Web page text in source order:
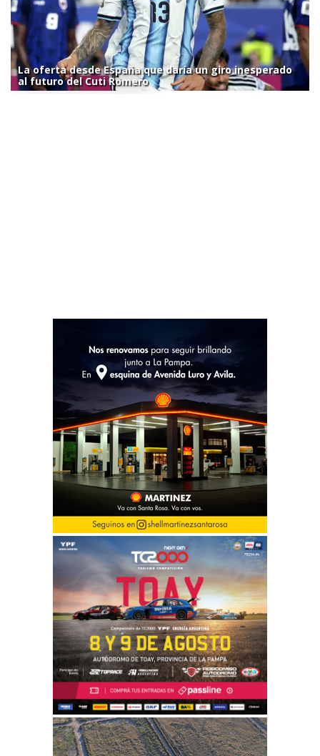
La oferta desde España que daría un giro inesperado
al futuro del Cuti Romero